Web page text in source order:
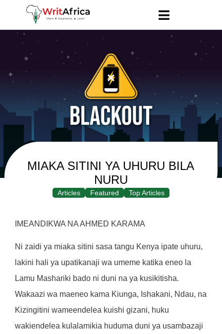
MIAKA SITINI YA UHURU BILA
NURU
Articles Featured Top Articles
IMEANDIKWA NA AHMED KARAMA
Ni zaidi ya miaka sitini sasa tangu Kenya ipate uhuru,
lakini hali ya upatikanaji wa umeme katika eneo la
Lamu Mashariki bado ni duni na ya kusikitisha.
Wakaazi wa maeneo kama Kiunga, Ishakani, Ndau, na
Kizingitini wameendelea kuishi gizani, huku
wakiendelea kulalamikia huduma duni ya usambazaji